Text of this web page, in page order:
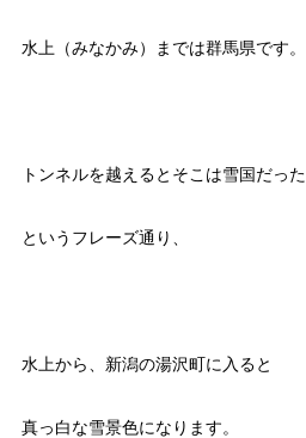
水上（みなかみ）までは群馬県です。
トンネルを越えるとそこは雪国だった
というフレーズ通り、
水上から、新潟の湯沢町に入ると
真っ白な雪景色になります。